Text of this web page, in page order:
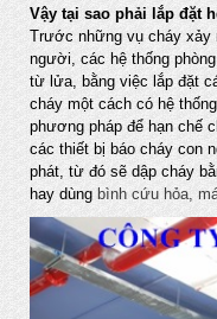
Vậy tại sao phải lắp đặt
Trước những vụ cháy xảy
người, các hệ thống
từ lửa, bằng việc lắp đặt
cháy một cách có hệ
phương pháp để hạn chế
các thiết bị báo cháy con
phát, từ đó sẽ dập cháy
hay dùng bình cứu hỏa,